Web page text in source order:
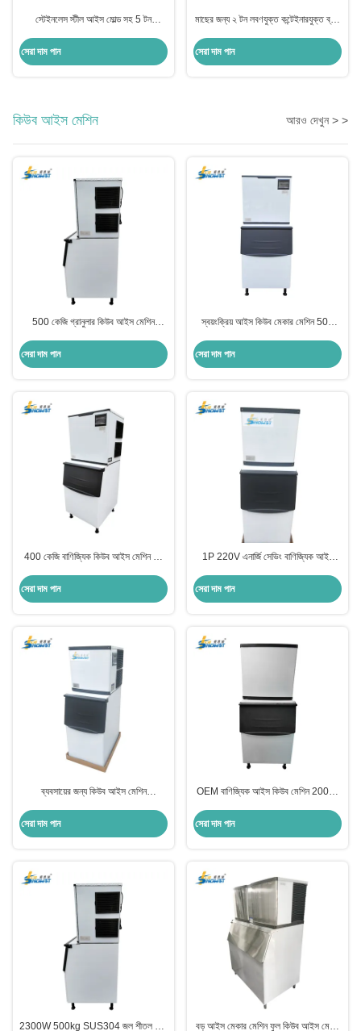
স্টেইনলেস স্টীল আইস মোল্ড সহ 5 টন
সেরা দাম পান
মাছের জন্য ২ টন লবণযুক্ত কন্টেইনারযুক্ত ব্লক
সেরা দাম পান
কিউব আইস মেশিন আরও দেখুন > >
500 কেজি গ্রানুলার কিউব আইস মেশিন
সেরা দাম পান
স্বয়ংক্রিয় আইস কিউব মেকার মেশিন 500
সেরা দাম পান
400 কেজি বাণিজ্যিক কিউব আইস মেশিন জল
সেরা দাম পান
1P 220V এনার্জি সেভিং বাণিজ্যিক আইস
সেরা দাম পান
ব্যবসায়ের জন্য কিউব আইস মেশিন
সেরা দাম পান
OEM বাণিজ্যিক আইস কিউব মেশিন 200kg
সেরা দাম পান
2300W 500kg SUS304 জল শীতল সঙ্গে বড় আইস মেকার মেশিন ফুল কিউব আইস মেশিন